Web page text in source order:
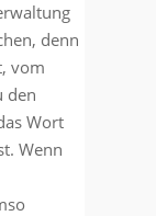
denn
vom
den
Wort
Wenn